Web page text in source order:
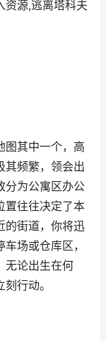
资源,逃离塔科夫
图其中一个，高
其频繁，领会出
分为公寓区办公
置往往决定了本
的街道，你将迅
场或仓库区，
无论出生在何
行动。